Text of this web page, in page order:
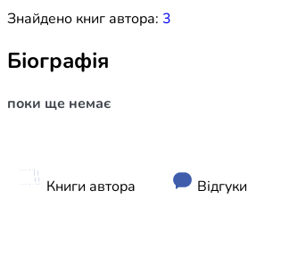
Знайдено книг автора: 3
Біографія
поки ще немає
Книги автора Відгуки